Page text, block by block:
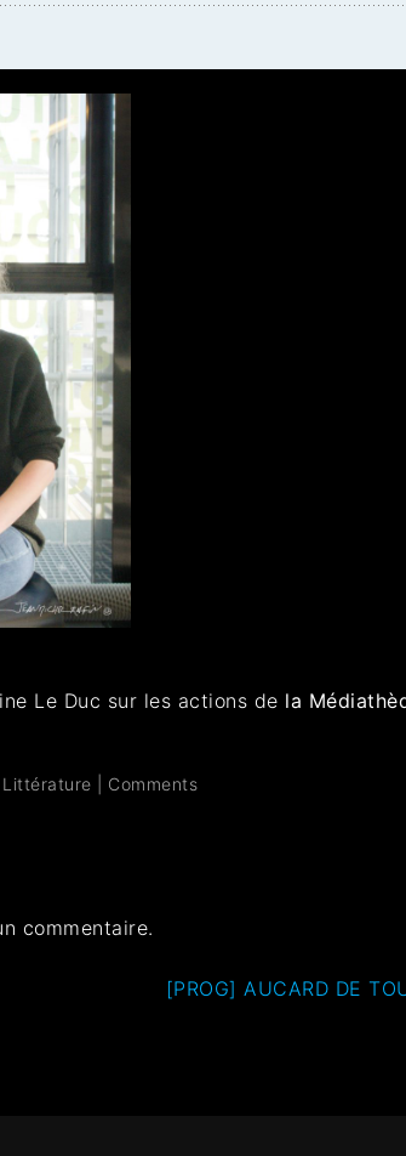
Le Duc sur les actions de la
Littérature Comments
commentaire.
[PROG] AUCARD DE